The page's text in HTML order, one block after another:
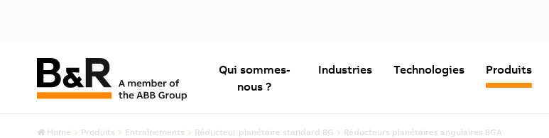
Qui sommes-
nous ?
Industries Technologies Produits
Home Produits Entraînements Réducteur planétaire standard 8G Réducteurs planétaires angulaires 8GA